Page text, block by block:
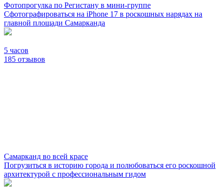
Фотопрогулка по Регистану в мини-группе
Сфотографироваться на iPhone 17 в роскошных нарядах на
главной площади Самарканда
5 часов
185 отзывов
Самарканд во всей красе
Погрузиться в историю города и полюбоваться его роскошной
архитектурой с профессиональным гидом